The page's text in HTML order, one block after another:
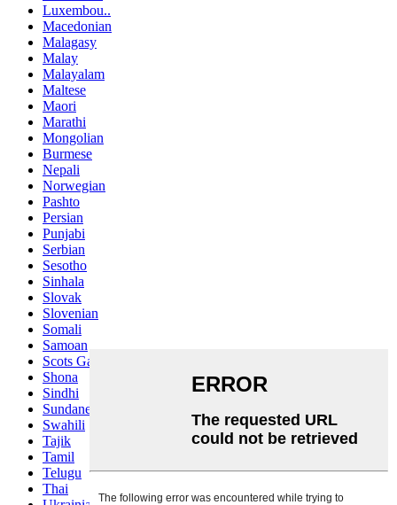
Luxembou..
Macedonian
Malagasy
Malay
Malayalam
Maltese
Maori
Marathi
Mongolian
Burmese
Nepali
Norwegian
Pashto
Persian
Punjabi
Serbian
Sesotho
Sinhala
Slovak
Slovenian
Somali
Samoan
Scots Gaelic
Shona
Sindhi
Sundanese
Swahili
Tajik
Tamil
Telugu
Thai